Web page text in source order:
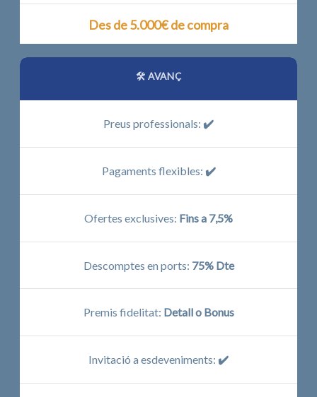
Des de 5.000€ de compra
🛠️ AVANÇ
Preus professionals: ✔️
Pagaments flexibles: ✔️
Ofertes exclusives: Fins a 7,5%
Descomptes en ports: 75% Dte
Premis fidelitat: Detall o Bonus
Invitació a esdeveniments: ✔️